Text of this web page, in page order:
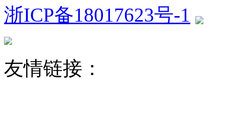
浙ICP备18017623号-1
友情链接：